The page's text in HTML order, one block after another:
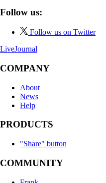
Follow us:
Follow us on Twitter
LiveJournal
COMPANY
About
News
Help
PRODUCTS
"Share" button
COMMUNITY